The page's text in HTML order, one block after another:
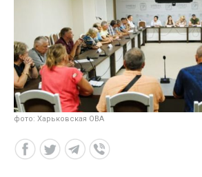
фото: Харьковская ОВА